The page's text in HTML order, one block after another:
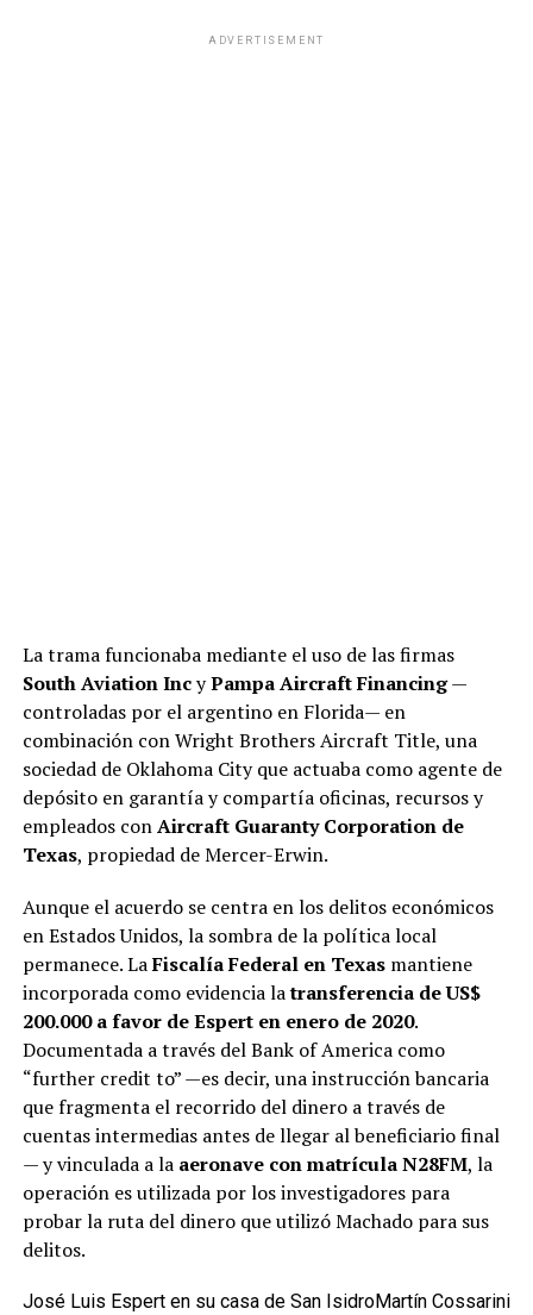
ADVERTISEMENT
La trama funcionaba mediante el uso de las firmas
South Aviation IncyPampa Aircraft Financing—
controladas por el argentino en Florida— en
combinación con Wright Brothers Aircraft Title, una
sociedad de Oklahoma City que actuaba como agente de
depósito en garantía y compartía oficinas, recursos y
empleados conAircraft Guaranty Corporation de
Texas, propiedad de Mercer-Erwin.
Aunque el acuerdo se centra en los delitos económicos
en Estados Unidos, la sombra de la política local
permanece. LaFiscalía Federal en Texasmantiene
incorporada como evidencia latransferencia de US$
200.000 a favor de Espert en enero de 2020.
Documentada a través del Bank of America como
“further credit to” —es decir, una instrucción bancaria
que fragmenta el recorrido del dinero a través de
cuentas intermedias antes de llegar al beneficiario final
— y vinculada a la aeronave con matrícula N28FM, la
operación es utilizada por los investigadores para
probar la ruta del dinero que utilizó Machado para sus
delitos.
José Luis Espert en su casa de San IsidroMartín Cossarini